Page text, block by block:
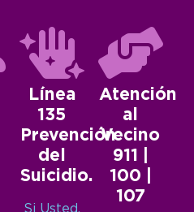
Línea
135
Prevención
del
Suicidio.
Si Usted,
Atención
al
Vecino
911 |
100 |
107